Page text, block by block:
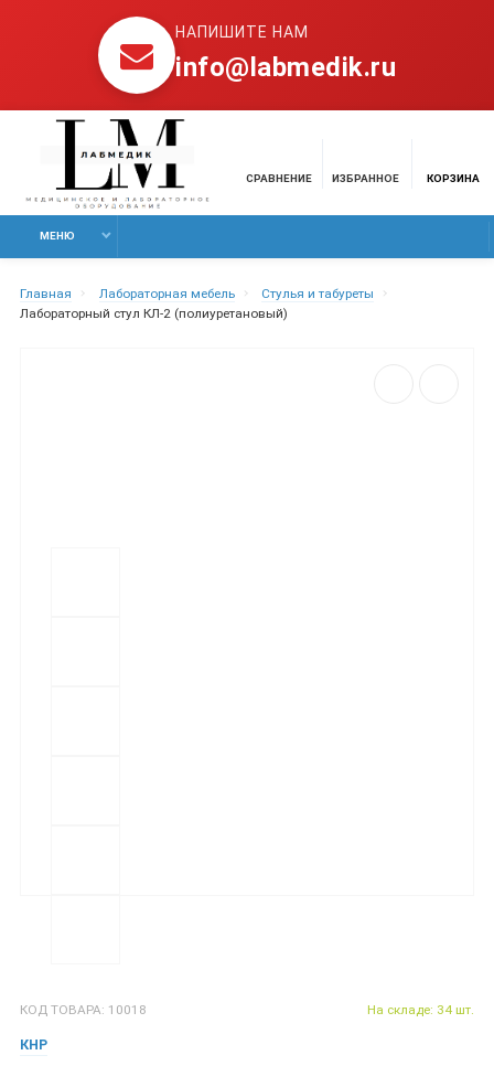
НАПИШИТЕ НАМ
info@labmedik.ru
СРАВНЕНИЕ ИЗБРАННОЕ КОРЗИНА
МЕНЮ
Главная Лабораторная мебель
Стулья и табуреты
Лабораторный стул КЛ-2 (полиуретановый)
КОД ТОВАРА: 10018
КНР
На складе: 34 шт.